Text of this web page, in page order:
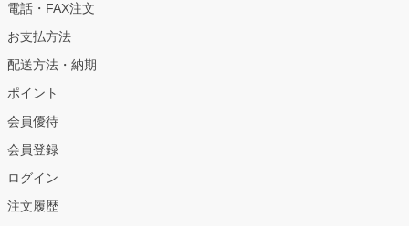
電話・FAX注文
お支払方法
配送方法・納期
ポイント
会員優待
会員登録
ログイン
注文履歴